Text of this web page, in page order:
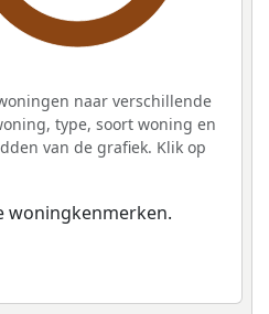
naar verschillende
type, soort woning en
van de grafiek. Klik op
woningkenmerken.